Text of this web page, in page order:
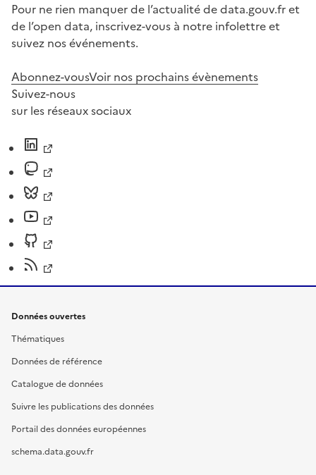
Pour ne rien manquer de l’actualité de data.gouv.fr et
de l’open data, inscrivez-vous à notre infolettre et
suivez nos événements.
Abonnez-vousVoir nos prochains évènements
Suivez-nous
sur les réseaux sociaux
Données ouvertes
Thématiques
Données de référence
Catalogue de données
Suivre les publications des données
Portail des données européennes
schema.data.gouv.fr